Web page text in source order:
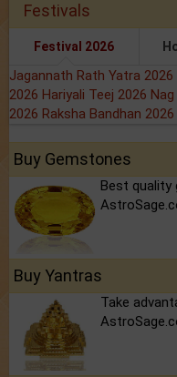
Festivals
Festival 2026
Jagannath Rath Yatra 2026
2026 Hariyali Teej 2026
2026 Raksha Bandhan 2026
Buy Gemstones
Best
Buy Yantras
Take